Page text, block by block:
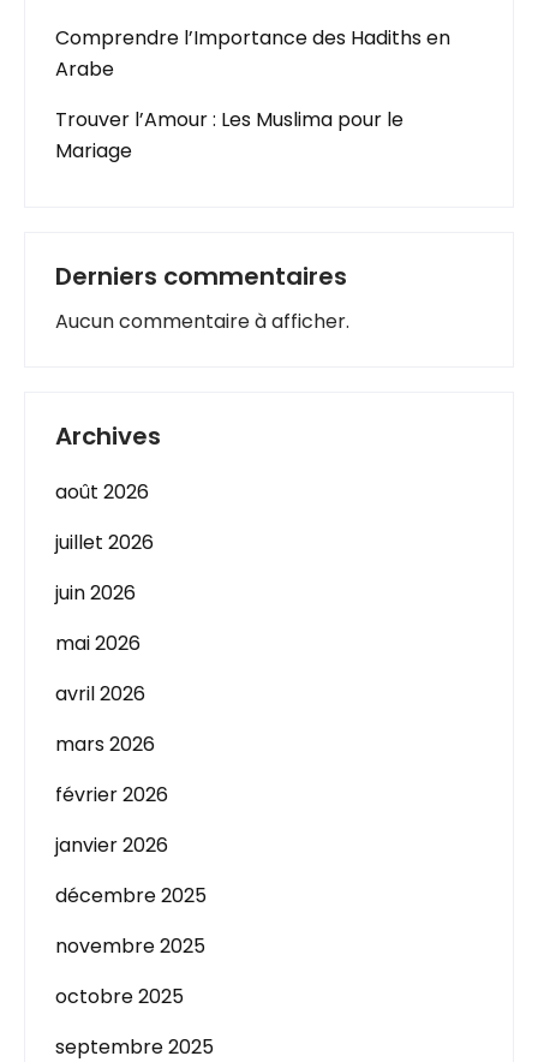
Comprendre l’Importance des Hadiths en
Arabe
Trouver l’Amour : Les Muslima pour le
Mariage
Derniers commentaires
Aucun commentaire à afficher.
Archives
août 2026
juillet 2026
juin 2026
mai 2026
avril 2026
mars 2026
février 2026
janvier 2026
décembre 2025
novembre 2025
octobre 2025
septembre 2025